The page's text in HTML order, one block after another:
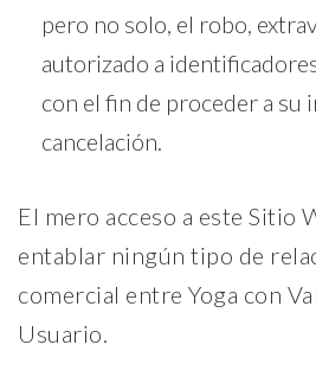
pero no solo, el robo,
autorizado a
con el fin de proceder a su
cancelación.
El mero acceso a este Sitio
entablar ningún tipo de
comercial entre Yoga con
Usuario.